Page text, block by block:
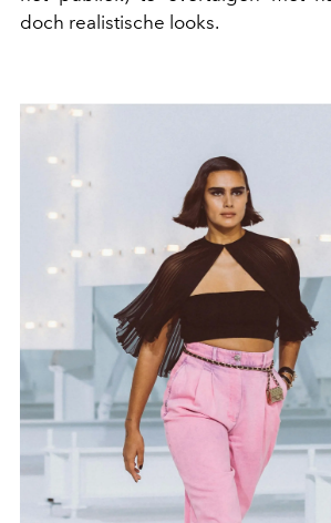
doch realistische looks.